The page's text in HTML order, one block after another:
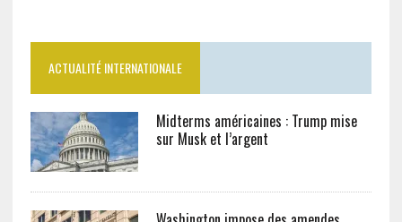
ACTUALITÉ INTERNATIONALE
Midterms américaines : Trump mise
sur Musk et l’argent